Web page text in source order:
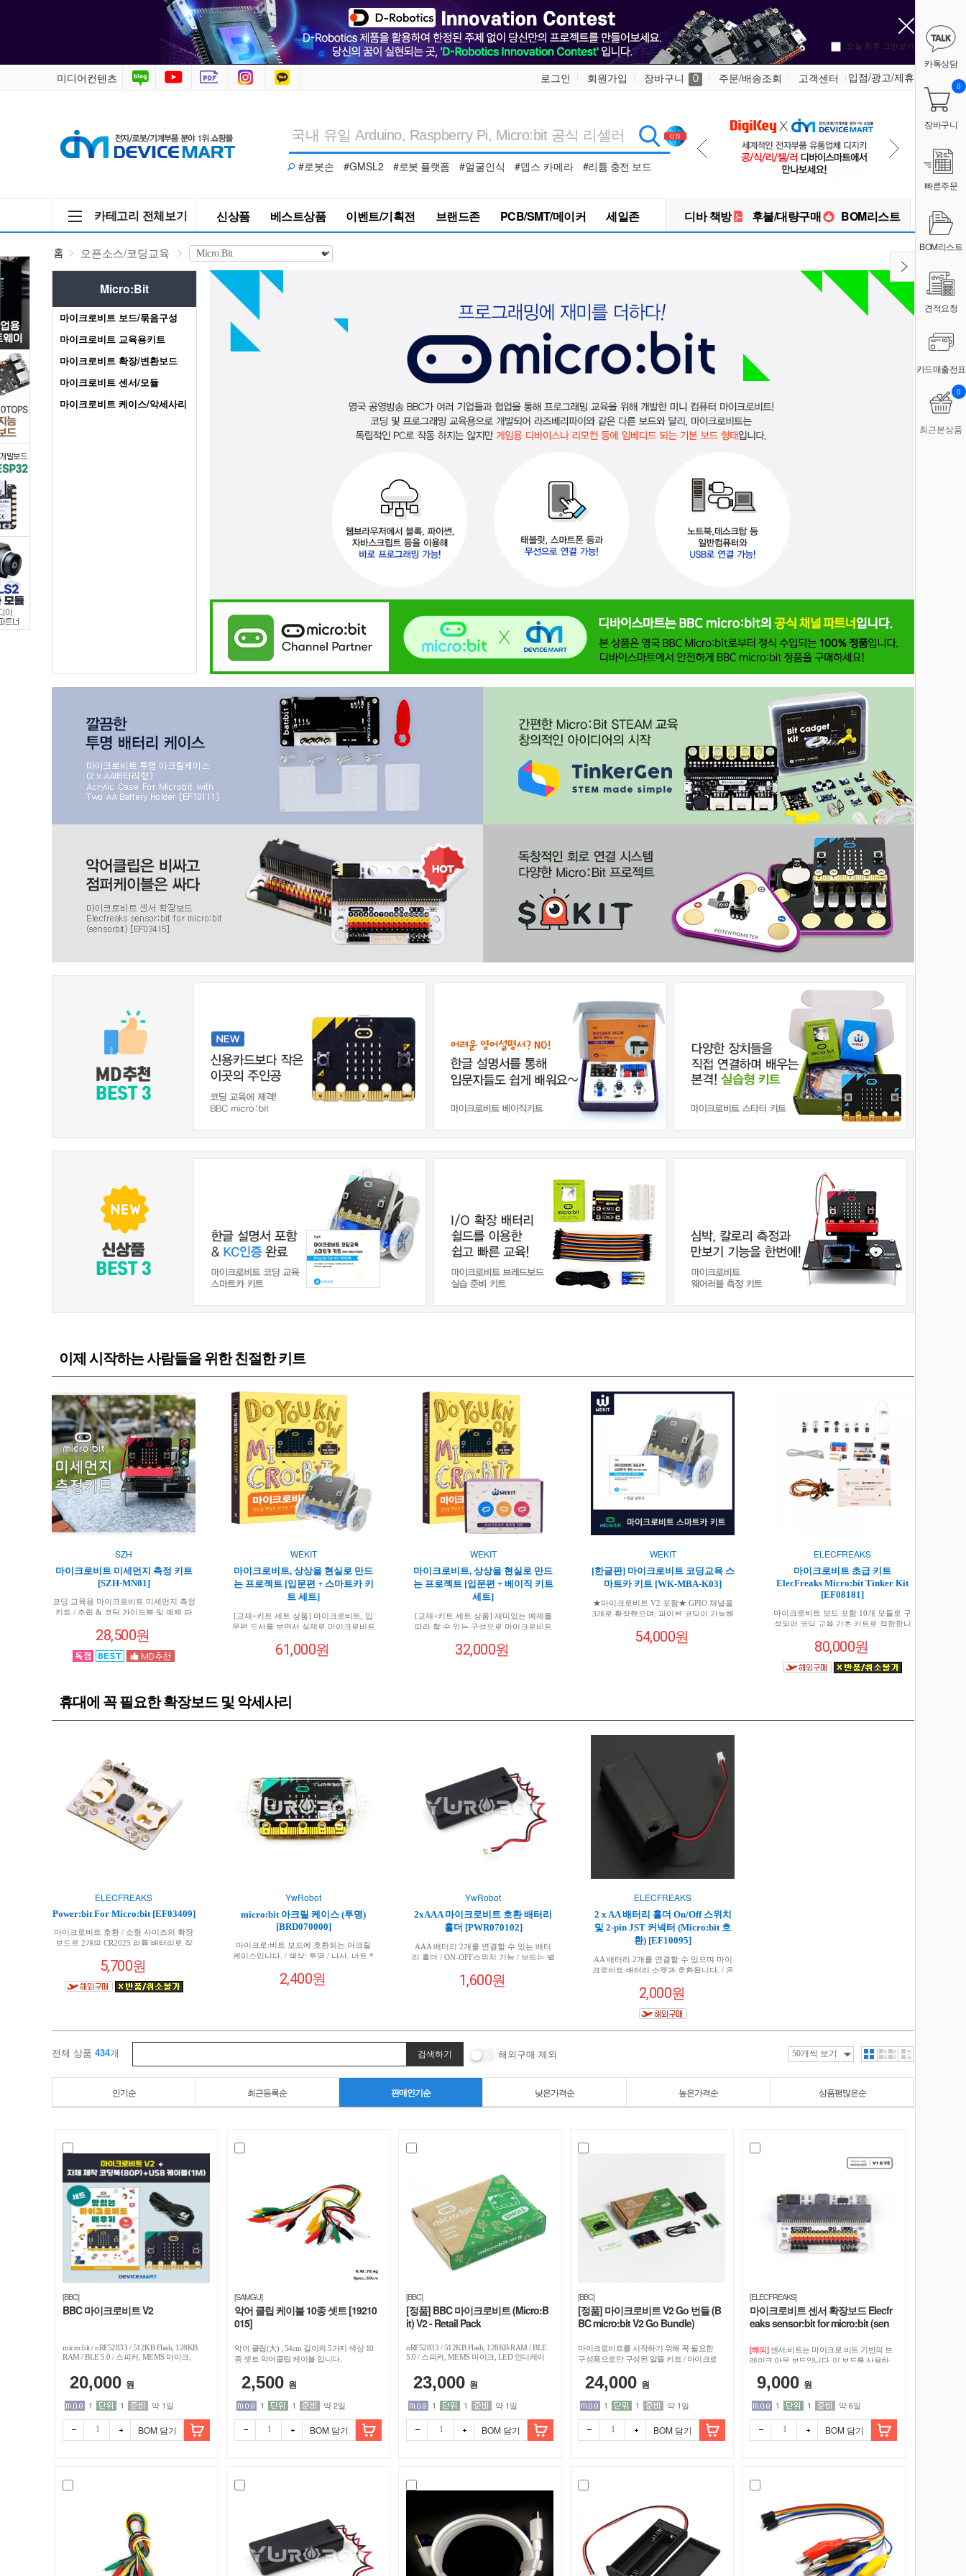
>
Micro:Bit
/
디
바
이
스
마
트
오늘 하루 그만보기
미디어컨텐츠 로그인 회원가입 장바구니 0 주문/배송조회 고객센터 입점/광고/제휴
#로봇손 #GMSL2 #로봇 플랫폼 #얼굴인식 #뎁스 카메라 #리튬 충전 보드
카테고리 전체보기 신상품 베스트상품 이벤트/기획전 브랜드존 PCB/SMT/메이커 세일존 디바 책방 후불/대량구매 BOM리스트
카톡상담
장바구니
0
빠른주문
BOM리스트
견적요청
카드매출전표
최근본상품
0
홈 오픈소스/코딩교육
Micro:Bit
마이크로비트 보드/묶음구성
마이크로비트 교육용키트
마이크로비트 확장/변환보드
마이크로비트 센서/모듈
마이크로비트 케이스/악세사리
이제 시작하는 사람들을 위한 친절한 키트
SZH
마이크로비트 미세먼지 측정 키트
[SZH-MN01]
코딩 교육용 마이크로비트 미세먼지 측정
키트 / 조립 & 코딩 가이드북 및 예제 파
28,500원
WEKIT
마이크로비트, 상상을 현실로 만드
는 프로젝트 [입문편 + 스마트카 키
트 세트]
[교재+키트 세트 상품] 마이크로비트, 입
문편 도서를 보면서 실제로 마이크로비트
선 통신으로 조종할 수 있는 키트입니다 /
저자가 직접 제작한 동영상 콘텐츠로 재
61,000원
WEKIT
마이크로비트, 상상을 현실로 만드
는 프로젝트 [입문편 + 베이직 키트
세트]
[교재+키트 세트 상품] 재미있는 예제를
따라 할 수 있는 구성으로 마이크로비트
기, 전자에 대해 배경지식이 없어 망설이
는 분께 적극 추천 / 저자가 직접 제작한
32,000원
WEKIT
[한글판] 마이크로비트 코딩교육 스
마트카 키트 [WK-MBA-K03]
★마이크로비트 V2 포함★ GPIO 채널을
3개로 확장했으며, 파이썬 코딩이 가능해
트카 키트 입니다. 마이크로비트 V2 와 호
환 가능합니다 :)
54,000원
ELECFREAKS
마이크로비트 초급 키트
ElecFreaks Micro:bit Tinker Kit
[EF08181]
마이크로비트 보드 포함 10개 모듈로 구
성되어 코딩 교육 기초 키트로 적합합니
80,000원
휴대에 꼭 필요한 확장보드 및 악세사리
ELECFREAKS
Power:bit For Micro:bit [EF03409]
마이크로비트 호환 / 소형 사이즈의 확장
보드로 2개의 CR2025 리튬 배터리로 작
보계,타이머,휴대용 음악 방송 등과 같은
프로젝트에 사용하기에 적합 / 작동 전압:
2.7-3.3V
5,700원
YwRobot
micro:bit 아크릴 케이스 (투명)
[BRD070000]
마이크로:비트 보드에 호환되는 아크릴
케이스입니다. / 색상: 투명 / 나사, 너트 *
2,400원
YwRobot
2xAAA 마이크로비트 호환 배터리
홀더 [PWR070102]
AAA 배터리 2개를 연결할 수 있는 배터
리 홀더 / ON-OFF스위치 기능 / 보드는 별
1,600원
ELECFREAKS
2 x AA 배터리 홀더 On/Off 스위치
및 2-pin JST 커넥터 (Micro:bit 호
환) [EF10095]
AA 배터리 2개를 연결할 수 있으며 마이
크로비트 배터리 소켓과 호환됩니다. / 온
2,000원
전체 상품 434개 해외구매 제외
인기순 최근등록순 판매인기순 낮은가격순 높은가격순 상품평많은순
[BBC]
BBC 마이크로비트 V2
micro:bit / nRF52833 / 512KB Flash, 128KB
RAM / BLE 5.0 / 스피커, MEMS 마이크,
5cm(w) x 4cm(h) / 색상랜덤 / 기존 마이크로
비트 v2 상품과 동일합니다(반도체 수급 문
제로 칩셋 일부 변경)
20,000 원
1 1 약 1일
BOM 담기
[SAMGU]
악어 클립 케이블 10종 셋트 [19210
015]
악어 클립(大) , 54cm 길이의 5가지 색상 10
종 셋트 악어클립 케이블 입니다.
2,500 원
1 1 약 2일
BOM 담기
[BBC]
[정품] BBC 마이크로비트 (Micro:B
it) V2 - Retail Pack
nRF52833 / 512KB Flash, 128KB RAM / BLE
5.0 / 스피커, MEMS 마이크, LED 인디케이
색상랜덤
23,000 원
1 1 약 1일
BOM 담기
[BBC]
[정품] 마이크로비트 V2 Go 번들 (B
BC micro:bit V2 Go Bundle)
마이크로비트를 시작하기 위해 꼭 필요한
구성품으로만 구성된 알뜰 키트 / 마이크로
홀더
24,000 원
1 1 약 1일
BOM 담기
[ELECFREAKS]
마이크로비트 센서 확장보드 Elecfr
eaks sensor:bit for micro:bit (sen
[해외] 센서:비트는 마이크로 비트 기반의 브
레이크 아웃 보드입니다. 이 보드를 사용하
모듈을 확장할 수 있습니다.
9,000 원
1 1 약 6일
BOM 담기